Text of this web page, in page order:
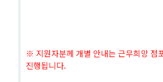
※ 지원자분께 개별 안내는 근무희망 점
진행됩니다.